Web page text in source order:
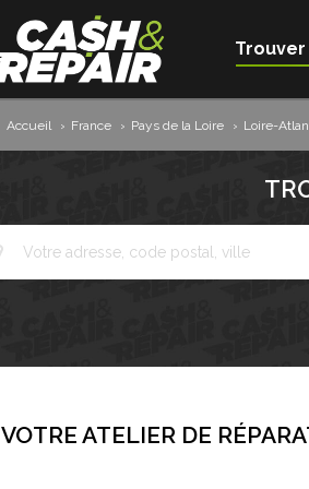
Accueil › France › Pays de la Loire › Loire-
VOTRE ATELIER DE